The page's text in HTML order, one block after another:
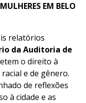
EM BELO
relatórios
da Auditoria de
o direito à
e de gênero.
de reflexões
à cidade e as